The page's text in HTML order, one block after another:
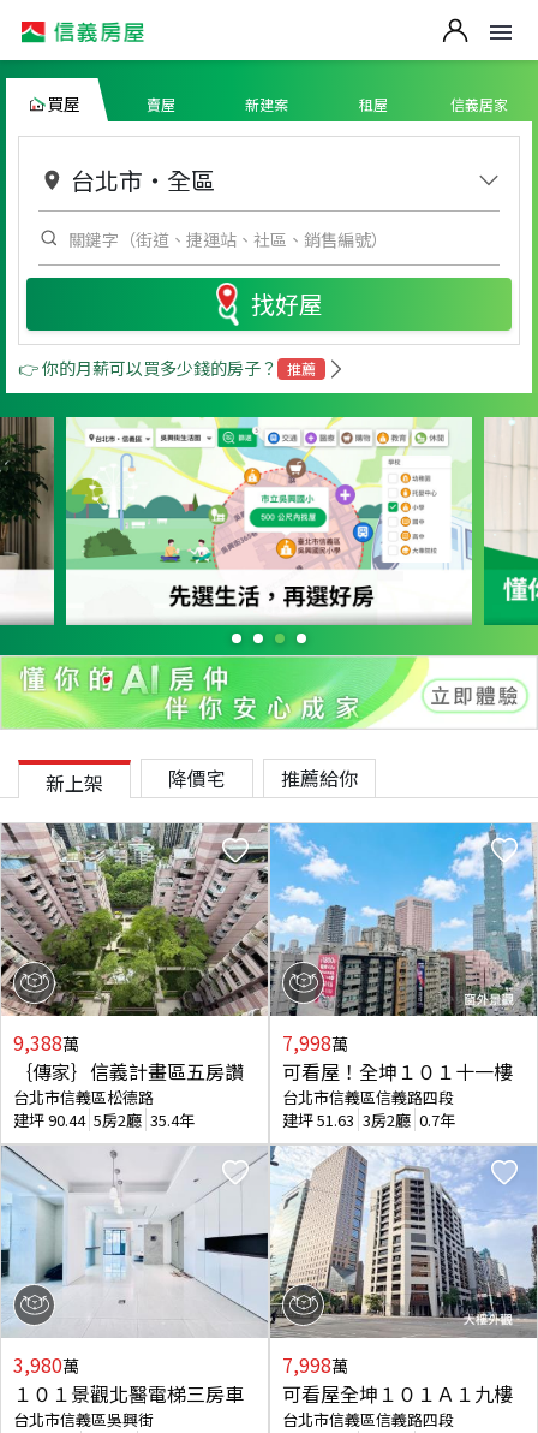
買屋 賣屋 新建案 租屋 信義居家
台北市 ・ 全區
找好屋
👉 你的月薪可以買多少錢的房子？ 推薦
新上架 降價宅 推薦給你
9,388萬
｛傳家｝信義計畫區五房讚
台北市信義區松德路
建坪90.44 5房2廳 35.4年
3,980萬
１０１景觀北醫電梯三房車
台北市信義區吳興街
7,998萬
可看屋！全坤１０１十一樓
台北市信義區信義路四段
建坪51.63 3房2廳 0.7年
7,998萬
可看屋全坤１０１Ａ１九樓
台北市信義區信義路四段